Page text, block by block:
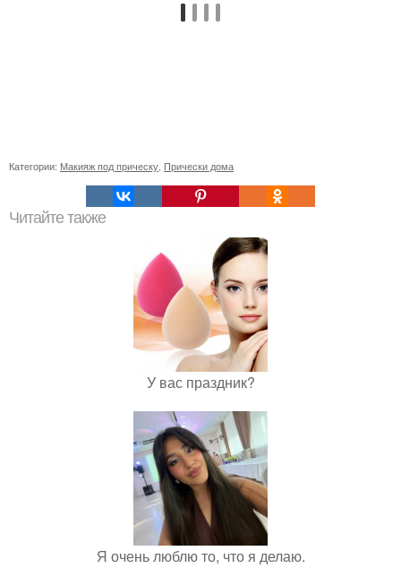
Категории: Макияж под прическу Прически дома
Читайте также
У вас праздник?
Я очень люблю то, что я делаю.